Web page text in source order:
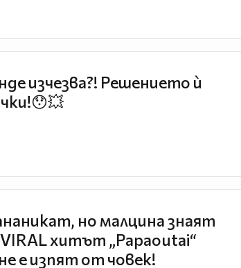
изчезва?! Решението ѝ
но малцина знаят
хитът „Papaoutai“
е изпят от човек!